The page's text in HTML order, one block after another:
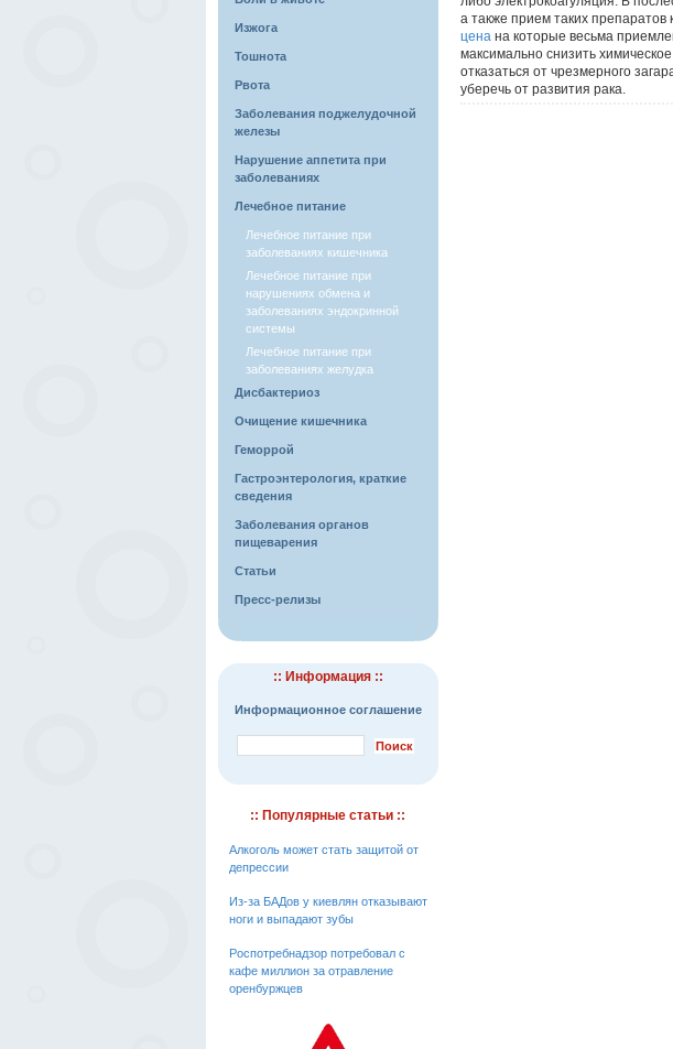
Изжога
Тошнота
Рвота
Заболевания поджелудочной
железы
Нарушение аппетита при
заболеваниях
Лечебное питание
Лечебное питание при
заболеваниях кишечника
Лечебное питание при
нарушениях обмена и
заболеваниях эндокринной
системы
Лечебное питание при
заболеваниях желудка
Дисбактериоз
Очищение кишечника
Геморрой
Гастроэнтерология, краткие
сведения
Заболевания органов
пищеварения
Статьи
Пресс-релизы
:: Информация ::
Информационное соглашение
:: Популярные статьи ::
Алкоголь может стать защитой от
депрессии
Из-за БАДов у киевлян отказывают
ноги и выпадают зубы
Роспотребнадзор потребовал с
кафе миллион за отравление
оренбуржцев
а также прием таких препаратов
ценана которые весьма
максимально снизить
отказаться от чрезмерного
уберечь от развития рака.